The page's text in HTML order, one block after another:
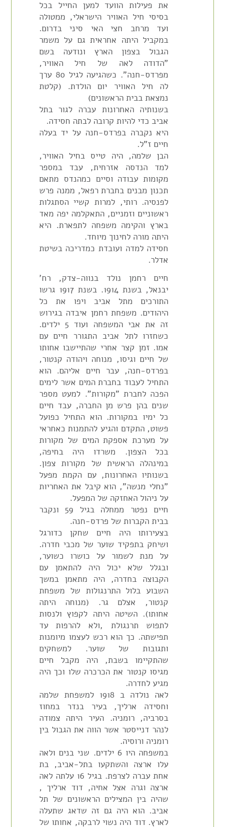
את פעילות הוועד למען החייל בכל
בסיסי חיל האוויר הישראלי, ממטולה
ועד מרחב חצי האי סיני בדרום.
במקביל היתה אחראית גם על משמר
הגבול בצפון הארץ ונודעה בשם
"הדודה לאה של חיל האוויר,
מפרדס-חנה". כשהגיעה לגיל 80 ערך
לה חיל האוויר יום הולדת. (קלטת
נמצאת בבית הראשונים)
בשנותיה האחרונות עברה לגור בתל
אביב כדי להיות קרובה לבתה חסידה.
היא נקברה בפרדס-חנה על יד בעלה
חיים ז"ל.
הבן שלמה, היה טייס בחיל האוויר,
למד הנדסה אזרחית, עבד במספר
מקומות עבודה וסיים כמהנדס מתאם
תכנון מבנים בחברת רפאל, ממנה פרש
לפנסיה. רותי, למרות קשיי הסתגלות
ראשוניים וזמניים, התאקלמה יפה מאד
בארץ והקימה משפחה לתפארת. היא
היתה מורה לחינוך מיוחד.
חסידה למדה ועובדת כמדריכה בשיטת
אדלר.
חיים רחמן נולד בנווה-צדק, רח'
יבנאל, בשנת 1914. בשנת 1917 גרשו
התורכים מתל אביב ויפו את כל
היהודים. משפחת רחמן איבדה בגירוש
זה את אבי המשפחה ועוד 5 ילדים.
כשחזרו לתל אביב התגורר חיים עם
אמו. זמן קצר אחרי שהתיישבו אחותו
של חיים וגיסו, מנוחה ויהודה קנטור,
בפרדס-חנה, עבר חיים אליהם. הוא
התחיל לעבוד בחברת המים אשר לימים
הפכה לחברת "מקורות". למעט מספר
שנים בהן פרש מן החברה, עבד חיים
כל ימיו במקורות. הוא התחיל כפועל
פשוט, התקדם והגיע להתמנות כאחראי
על מערכת אספקת המים של מקורות
בכל הצפון. משרדו היה בחיפה,
במינהלה הראשית של מקורות צפון.
בשנותיו האחרונות, עם הקמת מפעל
"נחלי מנשה", הוא קיבל את האחריות
על ניהול האחזקה של המפעל.
חיים נפטר ממחלה בגיל 59 ונקבר
בבית הקברות של פרדס-חנה.
בצעירותו היה חיים שחקן כדורגל
ושיחק בתפקיד שוער של מכבי חדרה.
על מנת לשמור על כושרו כשוער,
ובגלל שלא יכול היה להתאמן עם
הקבוצה בחדרה, היה מתאמן במשך
השבוע בלול התרנגולות של משפחת
קנטור, אצלם גר. (מנוחה היתה
אחותו). השיטה היתה לקפוץ ולנסות
לתפוש תרנגולת ,ולא להרפות עד
תפישתה. כך הוא רכש לעצמו מיומנות
ותגובות של שוער. למשחקים
שהתקיימו בשבת, היה מקבל חיים
מגיסו קנטור את הכרכרה שלו וכך היה
מגיע לחדרה.
לאה נולדה ב 1918 למשפחת שלמה
וחסידה ארליך, בעיר בנדר במחוז
בסרביה, רומניה. העיר היתה צמודה
לנהר דנייסטר אשר הווה את הגבול בין
רומניה ורוסיה.
במשפחה היו 6 ילדים. שני בנים ולאה
עלו ארצה והשתקעו בתל-אביב, בת
אחת עברה לצרפת. בגיל 16 עלתה לאה
ארצה וגרה אצל אחיה, דוד ארליך ,
שהיה בין המצילים הראשונים של תל
אביב. הוא היה גם זה שדאג שתעלה
לארץ. דוד היה נשוי לרבקה, אחותו של